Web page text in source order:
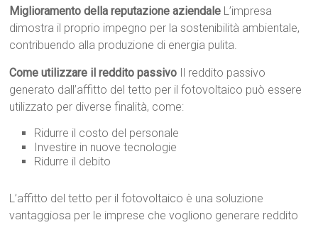
Miglioramento della reputazione aziendale L’impresa
dimostra il proprio impegno per la sostenibilità ambientale,
contribuendo alla produzione di energia pulita.
Come utilizzare il reddito passivo Il reddito passivo
generato dall’affitto del tetto per il fotovoltaico può essere
utilizzato per diverse finalità, come:
Ridurre il costo del personale
Investire in nuove tecnologie
Ridurre il debito
L’affitto del tetto per il fotovoltaico è una soluzione
vantaggiosa per le imprese che vogliono generare reddito